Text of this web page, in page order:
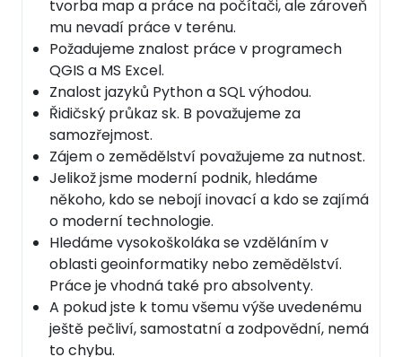
tvorba map a práce na počítači, ale zároveň
mu nevadí práce v terénu.
Požadujeme znalost práce v programech
QGIS a MS Excel.
Znalost jazyků Python a SQL výhodou.
Řidičský průkaz sk. B považujeme za
samozřejmost.
Zájem o zemědělství považujeme za nutnost.
Jelikož jsme moderní podnik, hledáme
někoho, kdo se nebojí inovací a kdo se zajímá
o moderní technologie.
Hledáme vysokoškoláka se vzděláním v
oblasti geoinformatiky nebo zemědělství.
Práce je vhodná také pro absolventy.
A pokud jste k tomu všemu výše uvedenému
ještě pečliví, samostatní a zodpovědní, nemá
to chybu.